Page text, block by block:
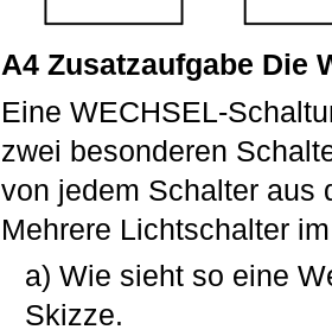
A4 Zusatzaufgabe Die
Eine WECHSEL-
zwei besonderen
von jedem Schalter aus
Mehrere Lichtschalter
a) Wie sieht so eine
Skizze.